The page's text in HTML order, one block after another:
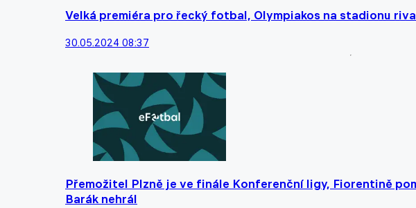
Velká premiéra pro řecký fotbal, Olympiakos na stadionu
30.05.2024 08:37
Přemožitel Plzně je ve finále Konferenční ligy, Fiorentině
Barák nehrál